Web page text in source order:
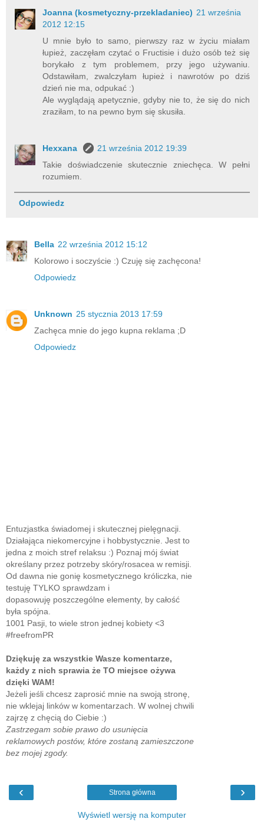
Joanna (kosmetyczny-przekladaniec) 21 września
2012 12:15
U mnie było to samo, pierwszy raz w życiu miałam
łupież, zaczęłam czytać o Fructisie i dużo osób też się
borykało z tym problemem, przy jego używaniu.
Odstawiłam, zwalczyłam łupież i nawrotów po dziś
dzień nie ma, odpukać :)
Ale wyglądają apetycznie, gdyby nie to, że się do nich
zraziłam, to na pewno bym się skusiła.
Hexxana
21 września 2012 19:39
Takie doświadczenie skutecznie zniechęca. W pełni
rozumiem.
Odpowiedz
Bella 22 września 2012 15:12
Kolorowo i soczyście :) Czuję się zachęcona!
Odpowiedz
Unknown 25 stycznia 2013 17:59
Zachęca mnie do jego kupna reklama ;D
Odpowiedz
Entuzjastka świadomej i skutecznej pielęgnacji.
Działająca niekomercyjne i hobbystycznie. Jest to
jedna z moich stref relaksu :) Poznaj mój świat
określany przez potrzeby skóry/rosacea w remisji.
Od dawna nie gonię kosmetycznego króliczka, nie
testuję TYLKO sprawdzam i
dopasowuję poszczególne elementy, by całość
była spójna.
1001 Pasji, to wiele stron jednej kobiety <3
#freefromPR
Dziękuję za wszystkie Wasze komentarze,
każdy z nich sprawia że TO miejsce ożywa
dzięki WAM!
Jeżeli jeśli chcesz zaprosić mnie na swoją stronę,
nie wklejaj linków w komentarzach. W wolnej chwili
zajrzę z chęcią do Ciebie :)
Zastrzegam sobie prawo do usunięcia
reklamowych postów, które zostaną zamieszczone
bez mojej zgody.
‹ ›
Strona główna
Wyświetl wersję na komputer